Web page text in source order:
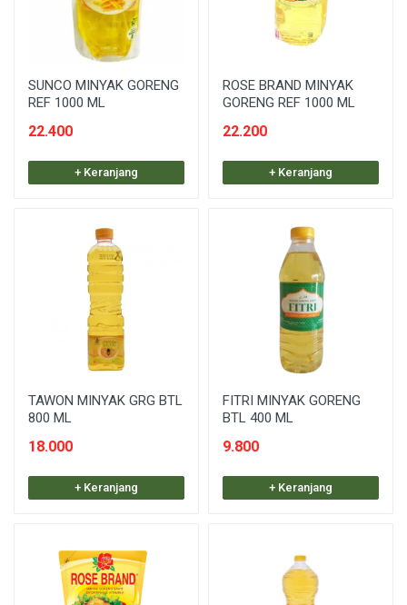
SUNCO MINYAK GORENG
REF 1000 ML
22.400
+ Keranjang
ROSE BRAND MINYAK
GORENG REF 1000 ML
22.200
+ Keranjang
TAWON MINYAK GRG BTL
800 ML
18.000
+ Keranjang
FITRI MINYAK GORENG
BTL 400 ML
9.800
+ Keranjang